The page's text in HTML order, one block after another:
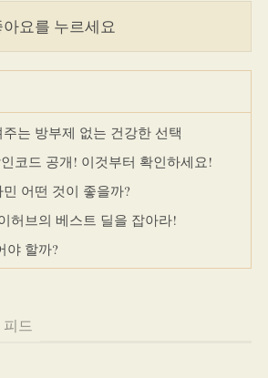
요를 누르세요
는 방부제 없는 건강한 선택
코드 공개! 이것부터 확인하세요!
어떤 것이 좋을까?
허브의 베스트 딜을 잡아라!
야 할까?
드